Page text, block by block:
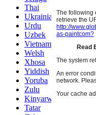
Thai
Ukrainian
Urdu
Uzbek
Vietnamese
Welsh
Xhosa
Yiddish
Yoruba
Zulu
Kinyarwanda
Tatar